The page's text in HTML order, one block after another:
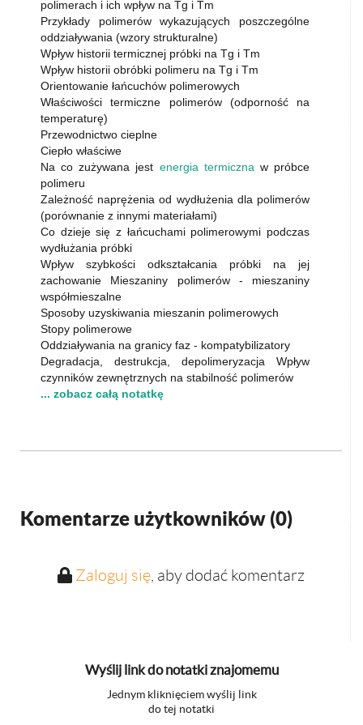
polimerach i ich wpływ na Tg i Tm
Przykłady polimerów wykazujących poszczególne
oddziaływania (wzory strukturalne)
Wpływ historii termicznej próbki na Tg i Tm
Wpływ historii obróbki polimeru na Tg i Tm
Orientowanie łańcuchów polimerowych
Właściwości termiczne polimerów (odporność na
temperaturę)
Przewodnictwo cieplne
Ciepło właściwe
Na co zużywana jest energia termiczna w próbce
polimeru
Zależność naprężenia od wydłużenia dla polimerów
(porównanie z innymi materiałami)
Co dzieje się z łańcuchami polimerowymi podczas
wydłużania próbki
Wpływ szybkości odkształcania próbki na jej
zachowanie Mieszaniny polimerów - mieszaniny
współmieszalne
Sposoby uzyskiwania mieszanin polimerowych
Stopy polimerowe
Oddziaływania na granicy faz - kompatybilizatory
Degradacja, destrukcja, depolimeryzacja Wpływ
czynników zewnętrznych na stabilność polimerów
... zobacz całą notatkę
Komentarze użytkowników (0)
Zaloguj się, aby dodać komentarz
Wyślij link do notatki znajomemu
Jednym kliknięciem wyślij link
do tej notatki